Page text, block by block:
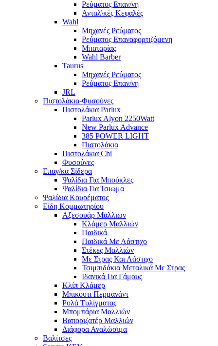
Ρεύματος Επαν/νη
Ανταλ\κές Κεφαλές
Wahl
Μηχανές Ρεύματος
Ρεύματος Επαναφορτιζόμενη
Μπαταρίας
Wahl Barber
Taurus
Μηχανές Ρεύματος
Ρεύματος Επαν/νη
JRL
Πιστολάκια-Φυσούνες
Πιστολάκια Parlux
Parlux Alyon 2250Watt
New Parlux Advance
385 POWER LIGHT
Πιστολάκια
Πιστολάκια Chi
Φυσούνες
Επαγ/κα Σίδερα
Ψαλίδια Για Μπούκλες
Ψαλίδια Για Ίσιωμα
Ψαλίδια Κουρέματος
Είδη Κομμωτηρίου
Αξεσουάρ Μαλλιών
Κλάμερ Μαλλιών
Παιδικά
Παιδικά Με Λάστιχο
Στέκες Μαλλιών
Με Στρας Και Λάστιχο
Τσιμπιδάκια Μεταλικά Με Στρας
Ιδανικά Για Γάμους
Κλίπ Κλάμερ
Μπικουτι Περμανάντ
Ρολά Τυλίγματος
Μπομπάρια Μαλλιών
Βαποριζατέρ Μαλλιών
Διάφορα Αναλώσιμα
Βαλίτσες